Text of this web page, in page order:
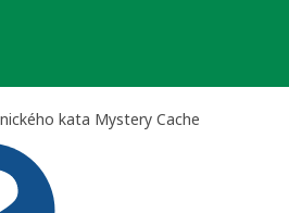
kata Mystery Cache